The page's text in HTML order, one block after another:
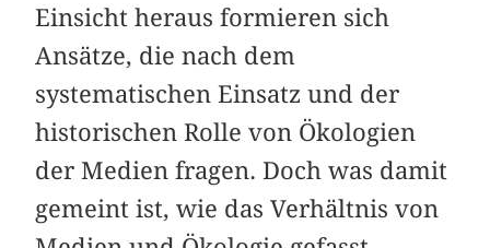
Einsicht heraus formieren sich
Ansätze, die nach dem
systematischen Einsatz und der
historischen Rolle von Ökologien
der Medien fragen. Doch was damit
gemeint ist, wie das Verhältnis von